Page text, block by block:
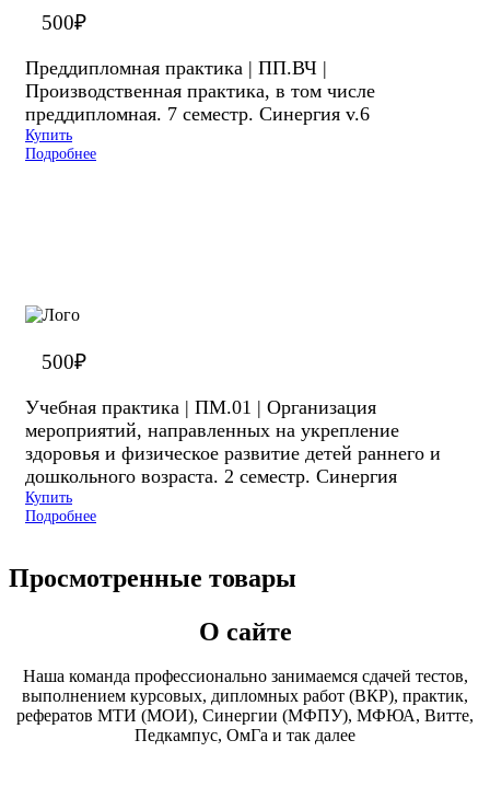
500₽
Преддипломная практика | ПП.ВЧ |
Производственная практика, в том числе
преддипломная. 7 семестр. Синергия v.6
Купить
Подробнее
500₽
Учебная практика | ПМ.01 | Организация
мероприятий, направленных на укрепление
здоровья и физическое развитие детей раннего и
дошкольного возраста. 2 семестр. Синергия
Купить
Подробнее
Просмотренные товары
О сайте
Наша команда профессионально занимаемся сдачей тестов,
выполнением курсовых, дипломных работ (ВКР), практик,
рефератов МТИ (МОИ), Синергии (МФПУ), МФЮА, Витте,
Педкампус, ОмГа и так далее